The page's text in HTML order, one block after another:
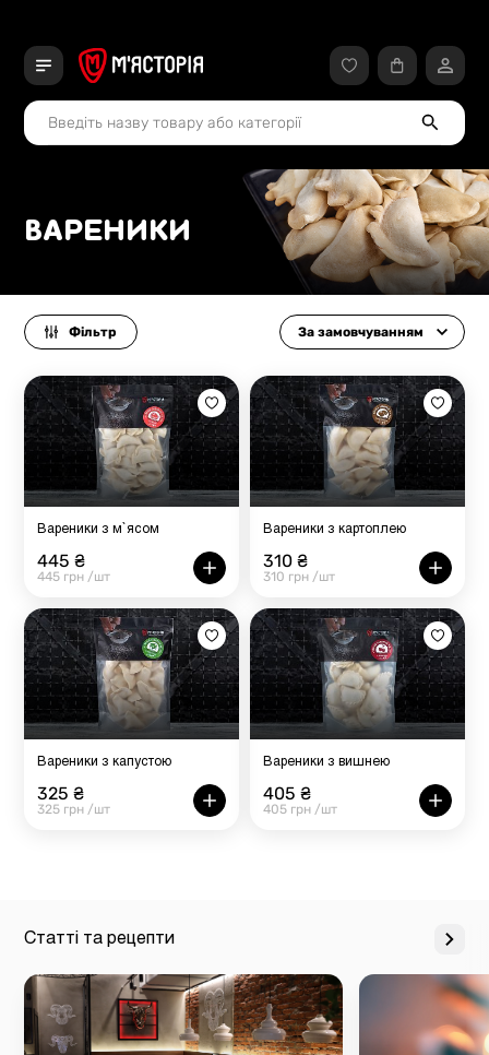
ВАРЕНИКИ
Фільтр За замовчуванням
Вареники з м`ясом
445 ₴
445 грн /шт
Вареники з картоплею
310 ₴
310 грн /шт
Вареники з капустою
325 ₴
325 грн /шт
Вареники з вишнею
405 ₴
405 грн /шт
Статті та рецепти